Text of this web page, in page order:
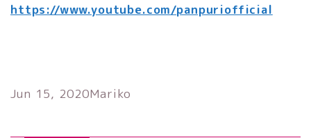
https://www.youtube.com/panpuriofficial
Jun 15, 2020Mariko